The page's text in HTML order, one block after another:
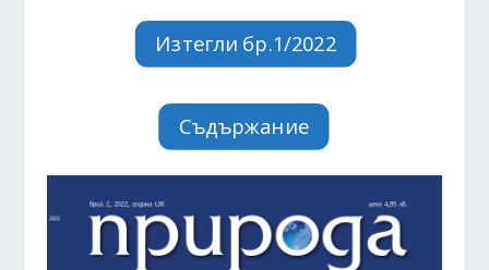
Изтегли бр.1/2022
Съдържание